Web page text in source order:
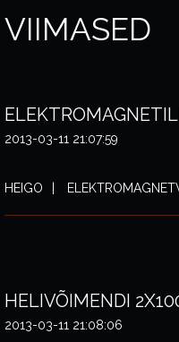
VIIMASED
2013-03-11 21:07:59
HEIGO
HELIVÕIMENDI
2013-03-11 21:08:06